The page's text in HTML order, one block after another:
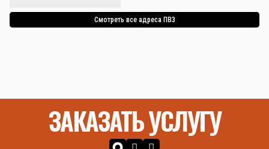
Смотреть все адреса ПВЗ
ЗАКАЗАТЬ УСЛУГУ